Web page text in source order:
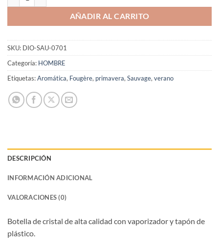
AÑADIR AL CARRITO
SKU: DIO-SAU-0701
Categoría: HOMBRE
Etiquetas:Aromática, Fougère, primavera, Sauvage, verano
DESCRIPCIÓN
INFORMACIÓN ADICIONAL
VALORACIONES (0)
Botella de cristal de alta calidad con vaporizador y tapón de
plástico.